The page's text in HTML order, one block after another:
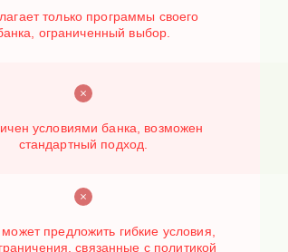
только программы своего
ограниченный выбор.
условиями банка, возможен
стандартный подход.
предложить гибкие условия,
связанные с политикой